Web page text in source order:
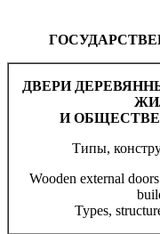
ДВЕРИ
И
Типы,
Wooden external
Types,